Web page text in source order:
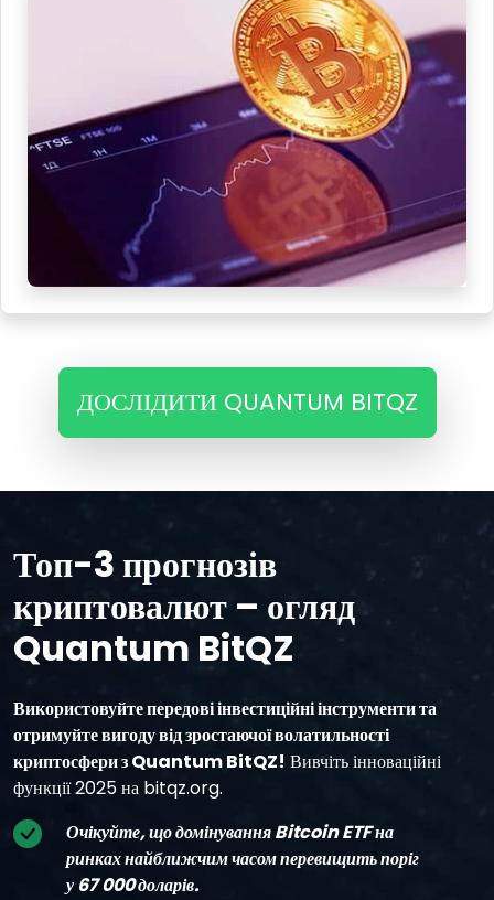
ДОСЛІДИТИ QUANTUM BITQZ
Топ-3 прогнозів
криптовалют – огляд
Quantum BitQZ
Використовуйте передові інвестиційні інструменти та
отримуйте вигоду від зростаючої волатильності
криптосфери з Quantum BitQZ! Вивчіть інноваційні
функції 2025 на bitqz.org.
Очікуйте, що домінування Bitcoin ETF на
ринках найближчим часом перевищить поріг
у 67 000 доларів.